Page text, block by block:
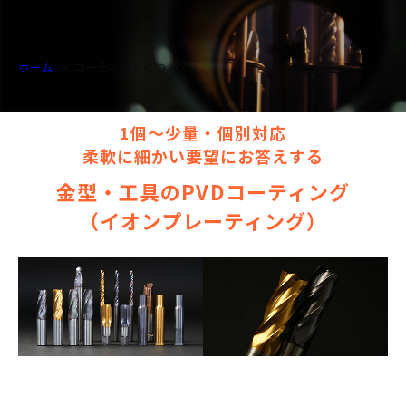
ホーム コーティングについて
金型・工具のPVDコーティング
（イオンプレーティング）
1個～少量・個別対応
柔軟に細かい要望にお答えする